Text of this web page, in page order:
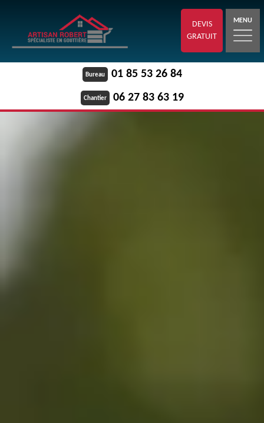
DEVIS
GRATUIT
MENU
Bureau 01 85 53 26 84
Chantier 06 27 83 63 19